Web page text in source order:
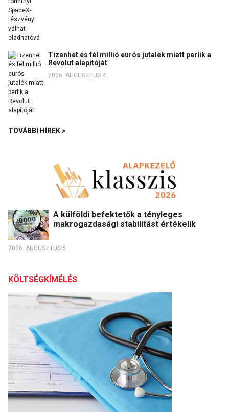
Tizenhét és fél millió eurós jutalék miatt perlik a
Revolut alapítóját
2026. AUGUSZTUS 4.
TOVÁBBI HÍREK >
A külföldi befektetők a tényleges
makrogazdasági stabilitást értékelik
2026. AUGUSZTUS 5.
KÖLTSÉGKÍMÉLÉS